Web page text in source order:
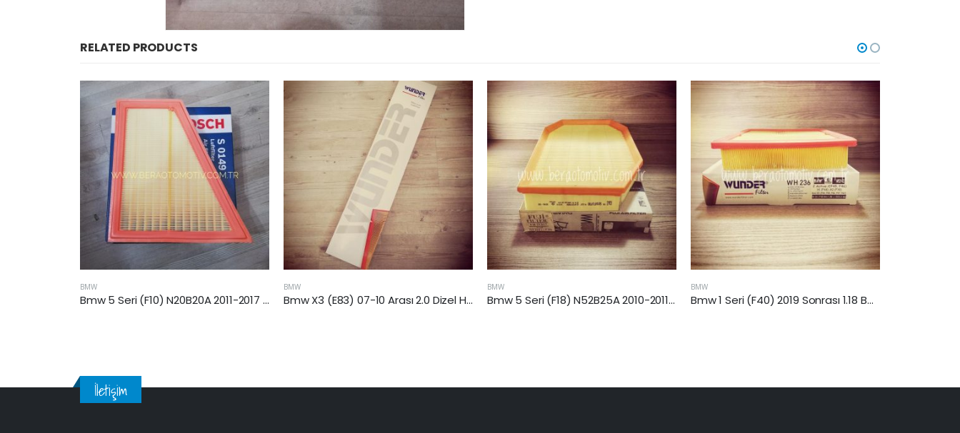
RELATED PRODUCTS
BMW
Bmw X3 (E83) 07-10 Arası 2.0 Dizel Hava Filtresi
BMW
Bmw 5 Seri (F18) N52B25A 2010-2011 Arası 5.25 Benzinli Hava Filtresi
BMW
Bmw 1 Seri (F40) 2019 Sonrası 1.18 Benzinli Hava Filtresi
BMW
İletişim